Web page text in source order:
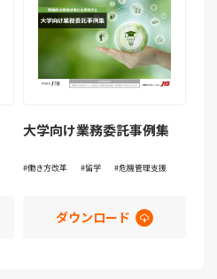
大学向け業務委託事例集
働き方改革 留学 危機管理支援
ダウンロード